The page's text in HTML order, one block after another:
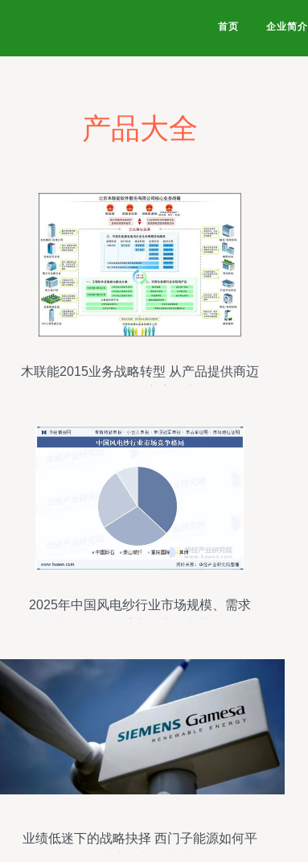
首页 企业简介
产品大全
木联能2015业务战略转型 从产品提供商迈
2025年中国风电纱行业市场规模、需求
业绩低迷下的战略抉择 西门子能源如何平